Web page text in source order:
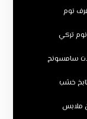
نوم
تركي
سامسونج
خشب
ملابس